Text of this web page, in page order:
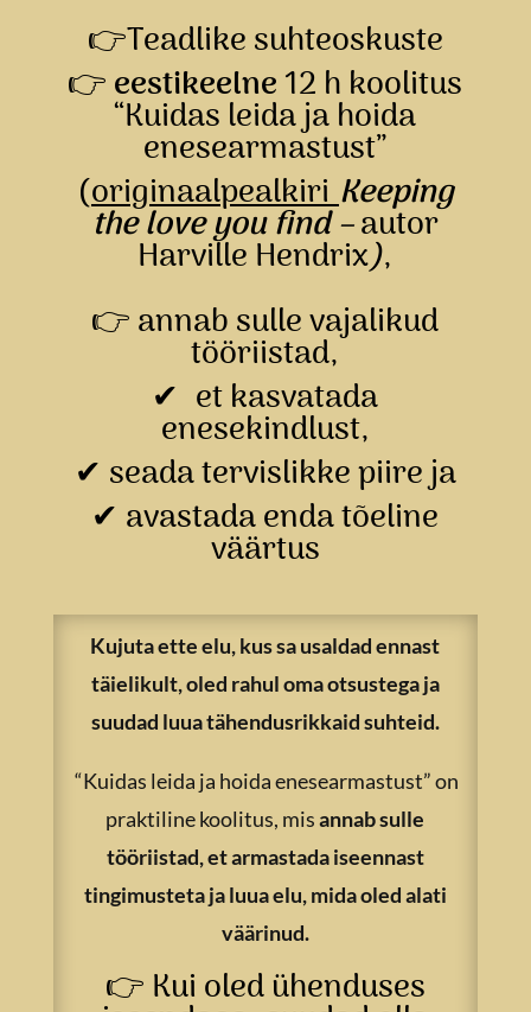
👉Teadlike suhteoskuste
👉eestikeelne12 h koolitus
“Kuidas leida ja hoida
enesearmastust”
(originaalpealkiriKeeping
the love you find–autor
Harville Hendrix),
👉annab sulle vajalikud
tööriistad,
✔ et kasvatada
enesekindlust,
✔ seada tervislikke piire ja
✔ avastada enda tõeline
väärtus
Kujuta ette elu, kus sa usaldad ennast
täielikult, oled rahul oma otsustega ja
suudad luua tähendusrikkaid suhteid.
“Kuidas leida ja hoida enesearmastust” on
praktiline koolitus, misannab sulle
tööriistad, et armastada iseennast
tingimusteta ja luua elu, mida oled alati
väärinud.
👉 Kui oled ühenduses